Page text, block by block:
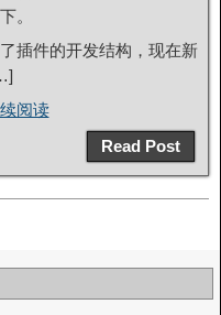
。
插件的开发结构，现在新
阅读
Read Post